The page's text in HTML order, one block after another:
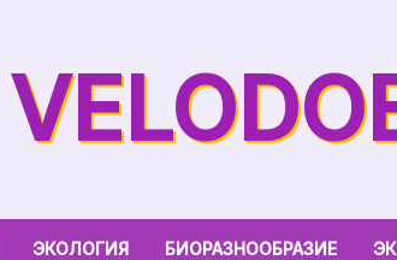
ЭКОЛОГИЯ БИОРАЗНООБРАЗИЕ